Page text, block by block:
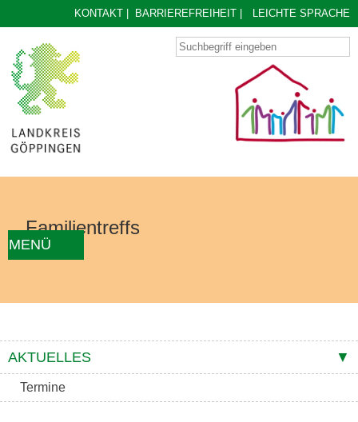
KONTAKT BARRIEREFREIHEIT LEICHTE SPRACHE
MENÜ
KONZEPT KONTAKTE
Familientreffs
AKTUELLES
Termine